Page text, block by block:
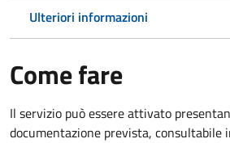
Ulteriori informazioni
Come fare
Il servizio può essere attivato
documentazione prevista, consultabile